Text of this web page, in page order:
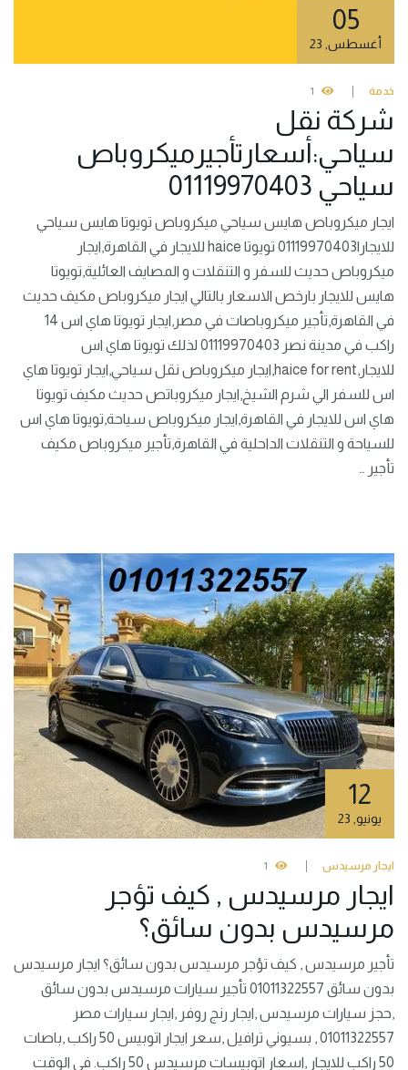
05
أغسطس
خدمة 1
شركة نقل
سياحي:أسعارتأجيرميكروباص
سياحي 01119970403
ايجار ميكروباص هايس سياحي ميكروباص تويوتا هايس سياحي
للايجار|01119970403 تويوتا haice للايجار في القاهرة,ايجار
ميكروباص حديث للسفر و التنقلات و المصايف العائلية,تويوتا
هايس للايجار بارخص الاسعار بالتالي ايجار ميكروباص مكيف حديث
في القاهرة,تأجير ميكروباصات في مصر,ايجار تويوتا هاي اس 14
راكب في مدينة نصر 01119970403 لذلك تويوتا هاي اس
للايجار,haice for rent,ايجار ميكروباص نقل سياحي,ايجار تويوتا هاي
اس للسفر الي شرم الشيخ,ايجار ميكروباتص حديث مكيف تويوتا
هاي اس للايجار في القاهرة,ايجار ميكروباص سياحة,تويوتا هاي اس
للسياحة و التنقلات الداحلية في القاهرة,تأجير ميكروباص مكيف
تأجير …
12
يونيو,
ايجار مرسيدس 1
ايجار مرسيدس , كيف تؤجر
مرسيدس بدون سائق؟
تأجير مرسيدس , كيف تؤجر مرسيدس بدون سائق؟ ايجار مرسيدس
بدون سائق 01011322557 تأجير سيارات مرسيدس بدون سائق
,حجز سيارات مرسيدس ,ايجار رنج روفر ,ايجار سيارات مصر
01011322557 , بسيوني ترافيل ,سعر ايجار اتوبيس 50 راكب ,باصات
50 راكب للايجار ,اسعار اتوبيسات مرسيدس 50 راكب. في الوقت